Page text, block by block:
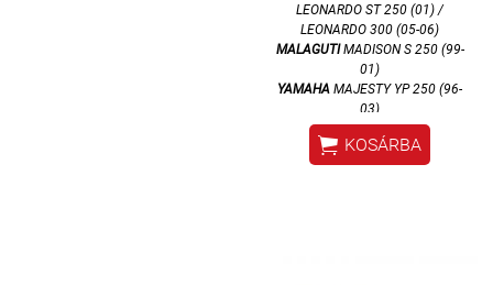
LEONARDO ST 250 (01) /
LEONARDO 300 (05-06)
MALAGUTIMADISON S 250 (99-
01)
YAMAHA MAJESTY YP 250 (96-
03)
kevlár
 KOSÁRBA